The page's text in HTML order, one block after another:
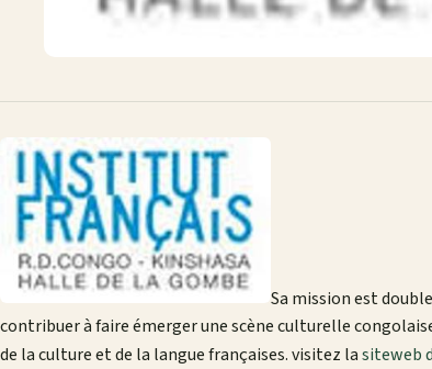
Sa mission est
contribuer à faire émerger une scène culturelle
de la culture et de la langue françaises. visitez lasiteweb